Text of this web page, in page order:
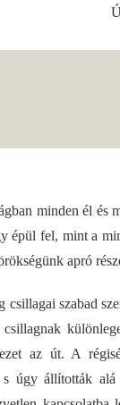
minden él és
épül fel, mint a
apró
csillagai szabad
az út. A
s úgy állították